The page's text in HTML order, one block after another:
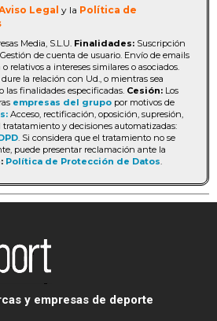
Legal y la Política de
Media, S.L.U. Finalidades: Suscripción
de cuenta de usuario. Envío de emails
relativos a intereses similares o asociados.
la relación con Ud., o mientras sea
las finalidades especificadas. Cesión: Los
empresas del grupo por motivos de
Acceso, rectificación, oposición, supresión,
y decisiones automatizadas:
. Si considera que el tratamiento no se
puede presentar reclamación ante la
Política de Protección de Datos
y empresas de deporte